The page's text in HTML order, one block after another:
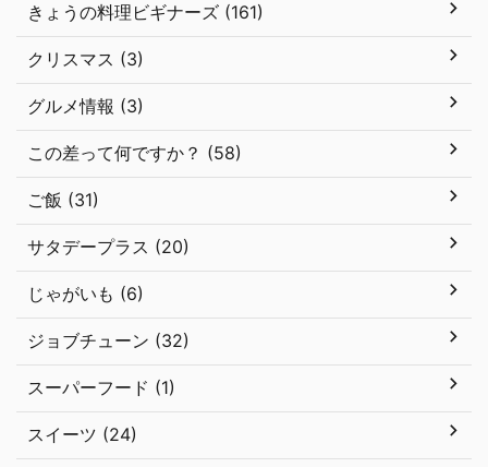
きょうの料理ビギナーズ (161)
クリスマス (3)
グルメ情報 (3)
この差って何ですか？ (58)
ご飯 (31)
サタデープラス (20)
じゃがいも (6)
ジョブチューン (32)
スーパーフード (1)
スイーツ (24)